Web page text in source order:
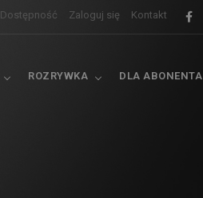
Dostępność Zaloguj się Kontakt
ROZRYWKA DLA ABONENTA